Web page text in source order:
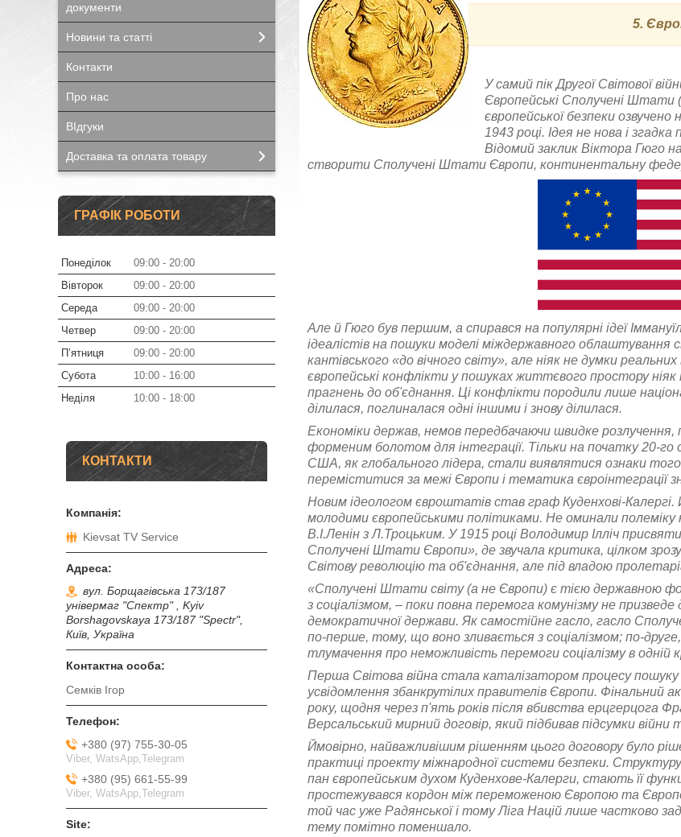
5.
У самий пік Другої Світової
Європейські Сполучені
європейської безпеки
1943 році. Ідея не нова і
Відомий заклик Віктора Гюго
створити Сполучені Штати Європи, континентальну
Але й Гюго був першим, а спирався на популярні ідеї
ідеалістів на пошуки моделі міждержавного облаштування
кантівського «до вічного світу», але ніяк не думки
європейські конфлікти у пошуках життєвого простору
прагнень до об'єднання. Ці конфлікти породили лише
ділилася, поглиналася одні іншими і знову ділилася.
Економіки держав, немов передбачаючи швидке розлучення,
форменим болотом для інтеграції. Тільки на початку 20-го
США, як глобального лідера, стали виявлятися ознаки
переміститися за межі Європи і тематика євроінтеграції
Новим ідеологом євроштатів став граф Куденхові-
молодими європейськими політиками. Не оминали
В.І.Ленін з Л.Троцьким. У 1915 році Володимир Ілліч
Сполучені Штати Європи», де звучала критика, цілком
Світову революцію та об'єднання, але під владою
«Сполучені Штати світу (а не Європи) є тією державною
з соціалізмом, – поки повна перемога комунізму не
демократичної держави. Як самостійне гасло, гасло
по-перше, тому, що воно зливається з соціалізмом; по-
тлумачення про неможливість перемоги соціалізму в одній
Перша Світова війна стала каталізатором процесу
усвідомлення збанкрутілих правителів Європи. Фінальний
року, щодня через п'ять років після вбивства ерцгерцога
Версальський мирний договір, який підбивав підсумки
Ймовірно, найважливішим рішенням цього договору було
практиці проекту міжнародної системи безпеки.
пан європейським духом Куденхове-Калерги, стають її
простежувався кордон між переможеною Європою та
той час уже Радянської і тому Ліга Націй лише частково
тему помітно поменшало.
документи
Новини та статті
Контакти
Про нас
ВІдгуки
Доставка та оплата товару
ГРАФІК РОБОТИ
Понеділок 09:00
20:00
Вівторок
09:00
20:00
Середа
09:00
20:00
Четвер
09:00
20:00
Пʼятниця
09:00
20:00
Субота
10:00
16:00
Неділя
10:00 18:00
КОНТАКТИ
Kievsat TV Service
вул. Борщагівська 173/187
універмаг "Спектр" , Kyiv
Borshagovskaya 173/187 "Spectr",
Київ, Україна
Семків Ігор
+380 (97) 755-30-05
Viber, WatsApp,Telegram
+380 (95) 661-55-99
Viber, WatsApp,Telegram